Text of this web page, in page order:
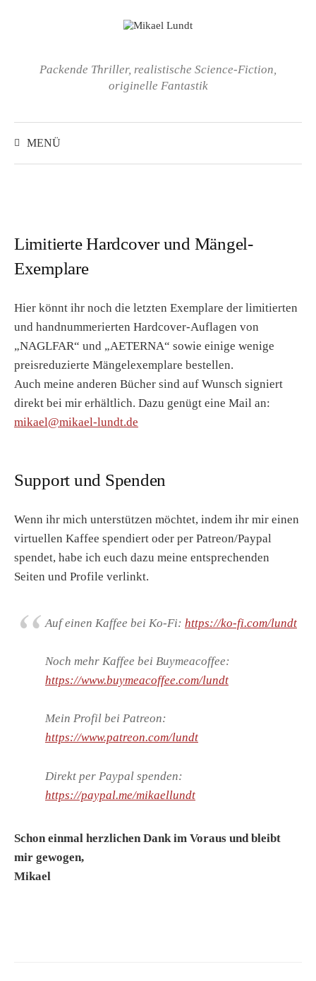
Packende Thriller, realistische Science-Fiction,
originelle Fantastik
MENÜ
Limitierte Hardcover und Mängel-
Exemplare
Hier könnt ihr noch die letzten Exemplare der limitierten
und handnummerierten Hardcover-Auflagen von
„NAGLFAR“ und „AETERNA“ sowie einige wenige
preisreduzierte Mängelexemplare bestellen.
Auch meine anderen Bücher sind auf Wunsch signiert
direkt bei mir erhältlich. Dazu genügt eine Mail an:
mikael@mikael-lundt.de
Support und Spenden
Wenn ihr mich unterstützen möchtet, indem ihr mir einen
virtuellen Kaffee spendiert oder per Patreon/Paypal
spendet, habe ich euch dazu meine entsprechenden
Seiten und Profile verlinkt.
Auf einen Kaffee bei Ko-Fi: https://ko-fi.com/lundt
Noch mehr Kaffee bei Buymeacoffee:
https://www.buymeacoffee.com/lundt
Mein Profil bei Patreon:
https://www.patreon.com/lundt
Direkt per Paypal spenden:
https://paypal.me/mikaellundt
Schon einmal herzlichen Dank im Voraus und bleibt
mir gewogen,
Mikael